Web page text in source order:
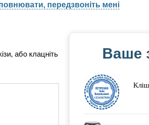
передзвоніть мені
або клацніть
Ваше